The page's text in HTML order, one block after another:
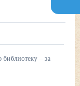
– за